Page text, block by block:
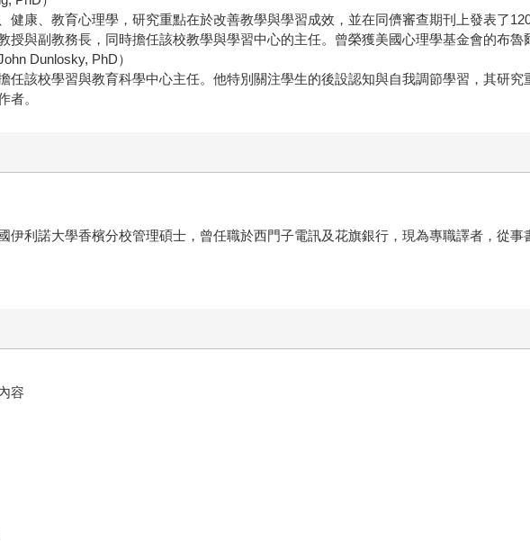
健康、教育心理學，研究重點在於改善教學與學習成效，並在同儕審查期刊上發表了
授與副教務長，同時擔任該校教學與學習中心的主任。曾榮獲美國心理學基金會的布
Dunlosky, PhD）
任該校學習與教育科學中心主任。他特別關注學生的後設認知與自我調節學習，其研究
者。
伊利諾大學香檳分校管理碩士，曾任職於西門子電訊及花旗銀行，現為專職譯者，從事
容